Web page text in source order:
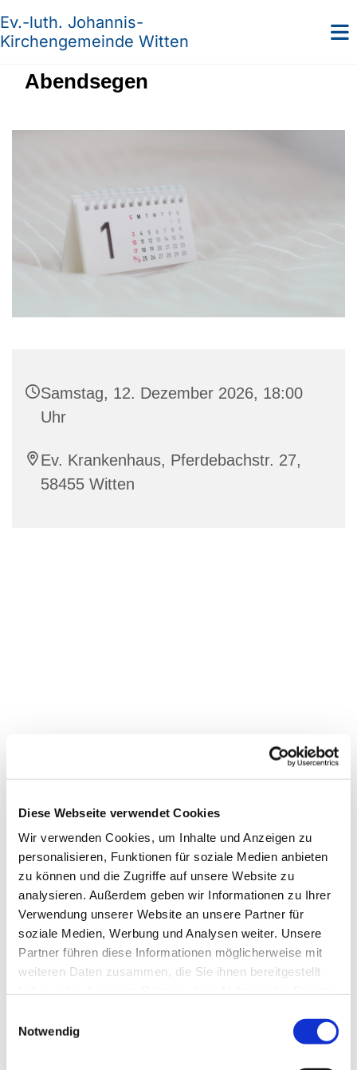
Diese Webseite verwendet Cookies
Wir verwenden Cookies, um Inhalte und Anzeigen zu
personalisieren, Funktionen für soziale Medien anbieten
zu können und die Zugriffe auf unsere Website zu
analysieren. Außerdem geben wir Informationen zu Ihrer
Verwendung unserer Website an unsere Partner für
soziale Medien, Werbung und Analysen weiter. Unsere
Partner führen diese Informationen möglicherweise mit
weiteren Daten zusammen, die Sie ihnen bereitgestellt
Notwendig
Ev.-luth. Johannis-
Kirchengemeinde Witten
Abendsegen
Samstag, 12. Dezember 2026, 18:00
Uhr
Ev. Krankenhaus, Pferdebachstr. 27,
58455 Witten
Dies könnte Sie auch
interessieren